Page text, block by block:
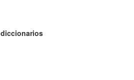
diccionarios